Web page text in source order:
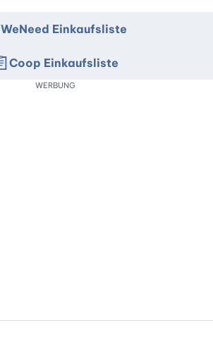
WeNeed Einkaufsliste
Coop Einkaufsliste
WERBUNG